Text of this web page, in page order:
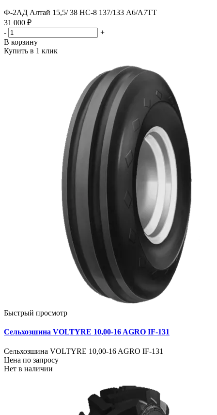
Ф-2АД Алтай 15,5/ 38 HC-8 137/133 А6/А7TT
31 000 ₽
-
+
В корзину
Купить в 1 клик
Быстрый просмотр
Сельхозшина VOLTYRE 10,00-16 AGRO IF-131
Сельхозшина VOLTYRE 10,00-16 AGRO IF-131
Цена по запросу
Нет в наличии